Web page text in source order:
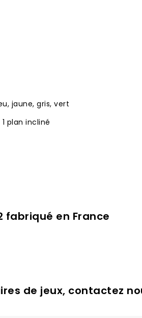
jaune, gris, vert
plan incliné
fabriqué en France
de jeux, contactez